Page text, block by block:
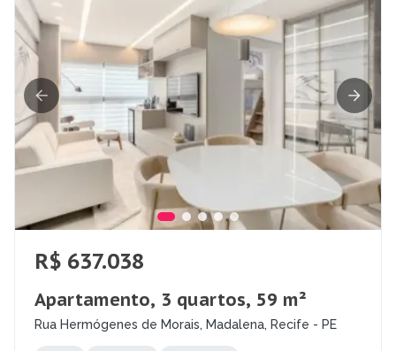
R$ 637.038
Apartamento, 3 quartos, 59 m²
Rua Hermógenes de Morais, Madalena, Recife - PE